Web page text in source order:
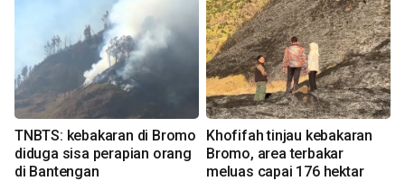
TNBTS: kebakaran di Bromo
diduga sisa perapian orang
di Bantengan
Khofifah tinjau kebakaran
Bromo, area terbakar
meluas capai 176 hektar